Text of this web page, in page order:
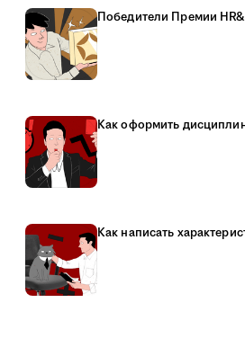
Победители Премии
Как оформить
Как написать